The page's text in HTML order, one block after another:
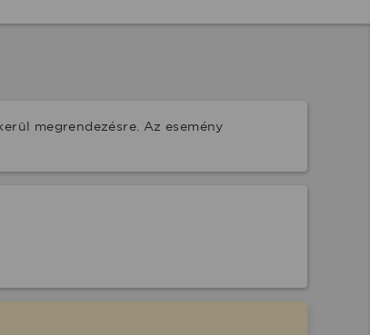
megrendezésre. Az esemény